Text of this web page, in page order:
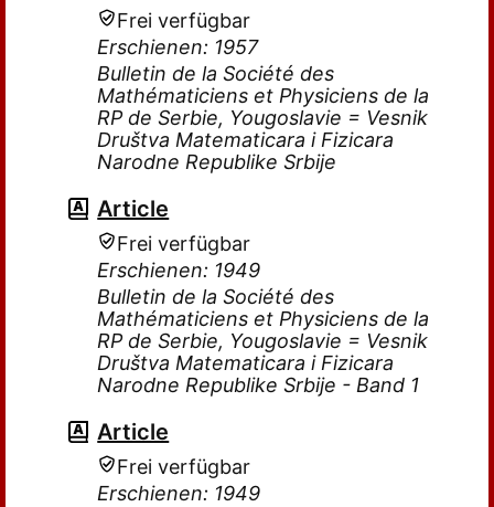
Frei verfügbar
Erschienen: 1957
Bulletin de la Société des
Mathématiciens et Physiciens de la
RP de Serbie, Yougoslavie = Vesnik
Društva Matematicara i Fizicara
Narodne Republike Srbije
Article
Frei verfügbar
Erschienen: 1949
Bulletin de la Société des
Mathématiciens et Physiciens de la
RP de Serbie, Yougoslavie = Vesnik
Društva Matematicara i Fizicara
Narodne Republike Srbije - Band 1
Article
Frei verfügbar
Erschienen: 1949